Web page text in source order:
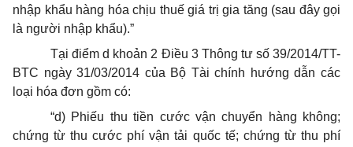
nhập khẩu hàng hóa chịu thuế giá trị gia tăng (sau đây gọi
là người nhập khẩu).”
Tại điểm d khoản 2 Điều 3 Thông tư số 39/2014/TT-
BTC ngày 31/03/2014 của Bộ Tài chính hướng dẫn các
loại hóa đơn gồm có:
“d) Phiếu thu tiền cước vận chuyển hàng không;
chứng từ thu cước phí vận tải quốc tế; chứng từ thu phí